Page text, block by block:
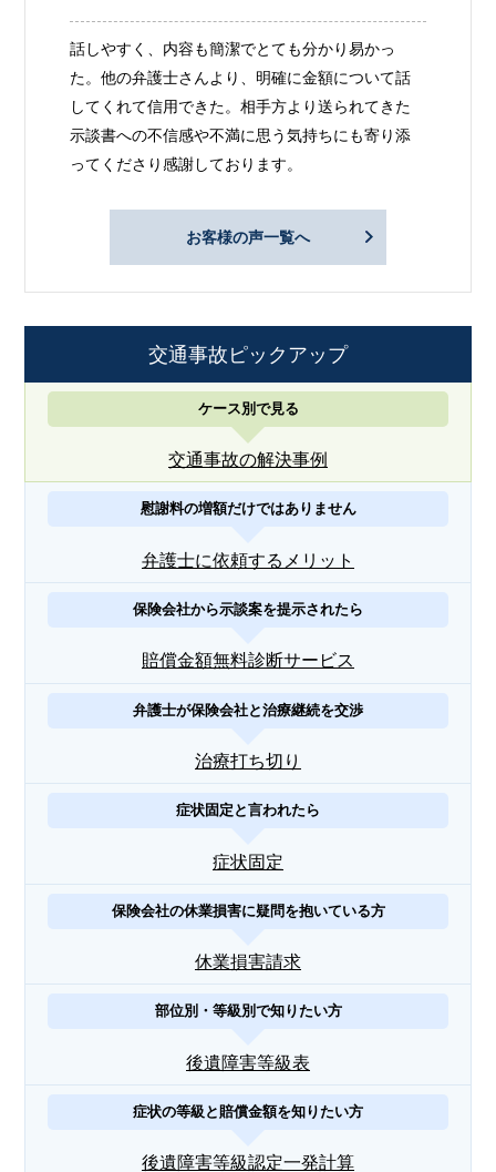
話しやすく、内容も簡潔でとても分かり易かっ
た。他の弁護士さんより、明確に金額について話
してくれて信用できた。相手方より送られてきた
示談書への不信感や不満に思う気持ちにも寄り添
ってくださり感謝しております。
お客様の声一覧へ
交通事故ピックアップ
ケース別で見る
交通事故の解決事例
慰謝料の増額だけではありません
弁護士に依頼するメリット
保険会社から示談案を提示されたら
賠償金額無料診断サービス
弁護士が保険会社と治療継続を交渉
治療打ち切り
症状固定と言われたら
症状固定
保険会社の休業損害に疑問を抱いている方
休業損害請求
部位別・等級別で知りたい方
後遺障害等級表
症状の等級と賠償金額を知りたい方
後遺障害等級認定一発計算